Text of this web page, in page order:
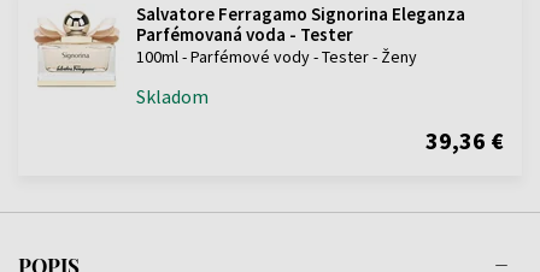
Salvatore Ferragamo Signorina Eleganza
Parfémovaná voda - Tester
100ml - Parfémové vody - Tester - Ženy
Skladom
39,36 €
POPIS